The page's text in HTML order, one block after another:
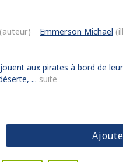
(auteur) Emmerson Michael
aux pirates à bord de
... suite